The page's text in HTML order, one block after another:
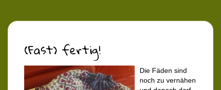
(Fast) fertig!
Die Fäden sind
noch zu vernähen